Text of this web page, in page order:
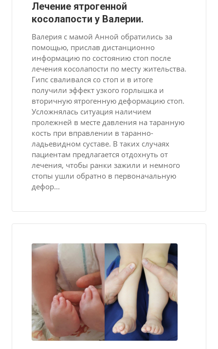
Лечение ятрогенной
косолапости у Валерии.
Валерия с мамой Анной обратились за
помощью, прислав дистанционно
информацию по состоянию стоп после
лечения косолапости по месту жительства.
Гипс сваливался со стоп и в итоге
получили эффект узкого горлышка и
вторичную ятрогенную деформацию стоп.
Усложнялась ситуация наличием
пролежней в месте давления на таранную
кость при вправлении в таранно-
ладьевидном суставе. В таких случаях
пациентам предлагается отдохнуть от
лечения, чтобы ранки зажили и немного
стопы ушли обратно в первоначальную
дефор...